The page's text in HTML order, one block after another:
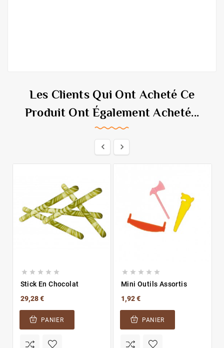
Les Clients Qui Ont Acheté Ce
Produit Ont Également Acheté...
 
    
Stick En Chocolat
29,28 €
PANIER
    
Mini Outils Assortis
1,92 €
PANIER